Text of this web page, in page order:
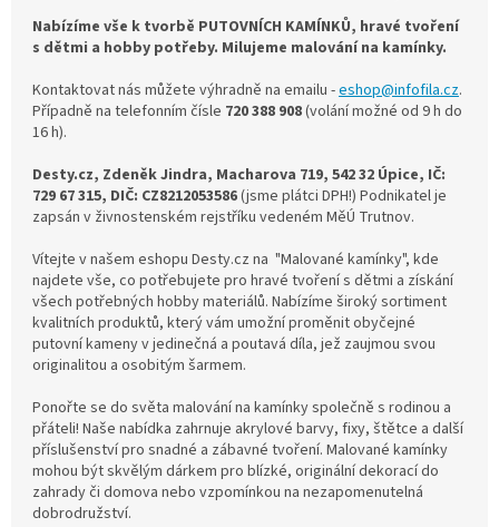
Nabízíme vše k tvorbě PUTOVNÍCH KAMÍNKŮ, hravé tvoření
s dětmi a hobby potřeby. Milujeme malování na kamínky.
Kontaktovat nás můžete výhradně na emailu -eshop@infofila.cz.
Případně na telefonním čísle 720 388 908(volání možné od 9 h do
16 h).
Desty.cz, Zdeněk Jindra, Macharova 719, 542 32 Úpice, IČ:
729 67 315, DIČ: CZ8212053586(jsme plátci DPH!) Podnikatel je
zapsán v živnostenském rejstříku vedeném MěÚ Trutnov.
Vítejte v našem eshopu Desty.cz na "Malované kamínky", kde
najdete vše, co potřebujete pro hravé tvoření s dětmi a získání
všech potřebných hobby materiálů. Nabízíme široký sortiment
kvalitních produktů, který vám umožní proměnit obyčejné
putovní kameny v jedinečná a poutavá díla, jež zaujmou svou
originalitou a osobitým šarmem.
Ponořte se do světa malování na kamínky společně s rodinou a
přáteli! Naše nabídka zahrnuje akrylové barvy, fixy, štětce a další
příslušenství pro snadné a zábavné tvoření. Malované kamínky
mohou být skvělým dárkem pro blízké, originální dekorací do
zahrady či domova nebo vzpomínkou na nezapomenutelná
dobrodružství.